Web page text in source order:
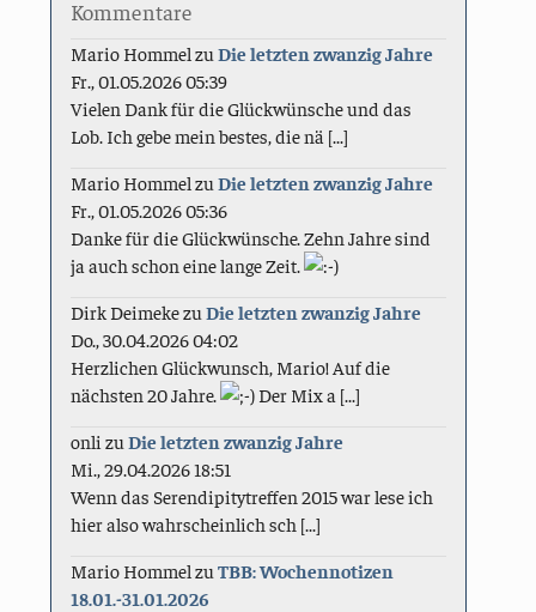
Kommentare
Mario Hommel zuDie letzten zwanzig Jahre
Fr., 01.05.2026 05:39
Vielen Dank für die Glückwünsche und das
Lob. Ich gebe mein bestes, die nä [...]
Mario Hommel zuDie letzten zwanzig Jahre
Fr., 01.05.2026 05:36
Danke für die Glückwünsche. Zehn Jahre sind
ja auch schon eine lange Zeit.
Dirk DeimekezuDie letzten zwanzig Jahre
Do., 30.04.2026 04:02
Herzlichen Glückwunsch, Mario! Auf die
nächsten 20 Jahre.
Der Mix a [...]
onli zuDie letzten zwanzig Jahre
Mi., 29.04.2026 18:51
Wenn das Serendipitytreffen 2015 war lese ich
hier also wahrscheinlich sch [...]
Mario Hommel zuTBB: Wochennotizen
18.01.-31.01.2026